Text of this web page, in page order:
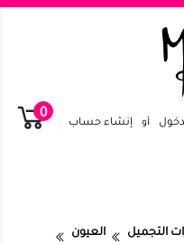
أو إنشاء حساب
0
التجميل
العيون